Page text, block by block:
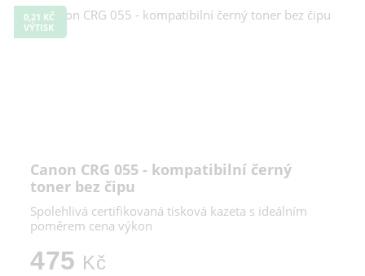
0,21 KČ
VÝTISK
Canon CRG 055 - kompatibilní černý
toner bez čipu
Spolehlivá certifikovaná tisková kazeta s ideálním
poměrem cena výkon
475 Kč